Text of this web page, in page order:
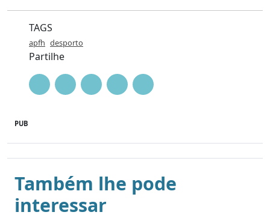
TAGS
apfh desporto
Partilhe
PUB
Também lhe pode
interessar